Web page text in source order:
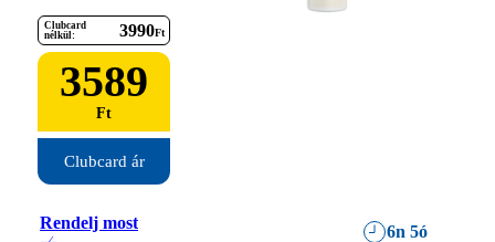
Clubcard
nélkül:
3990Ft
3589
Ft
Clubcard ár
Rendelj most 6n 5ó